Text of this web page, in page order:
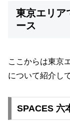
東京エリア
ース
ここからは東京
について紹介し
SPACES 六